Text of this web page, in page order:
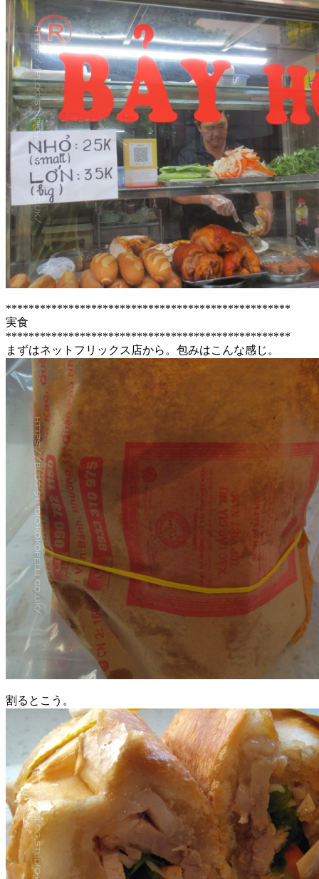
**************************************************
実食
**************************************************
まずはネットフリックス店から。包みはこんな感じ。
割るとこう。